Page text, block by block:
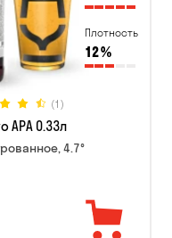
Плотность
12%
(1)
APA 0.33л
4.7°